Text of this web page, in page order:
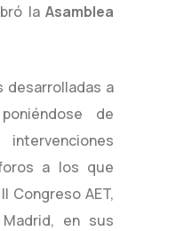
la Asamblea
desarrolladas a
de
a los que
Congreso AET,
en sus